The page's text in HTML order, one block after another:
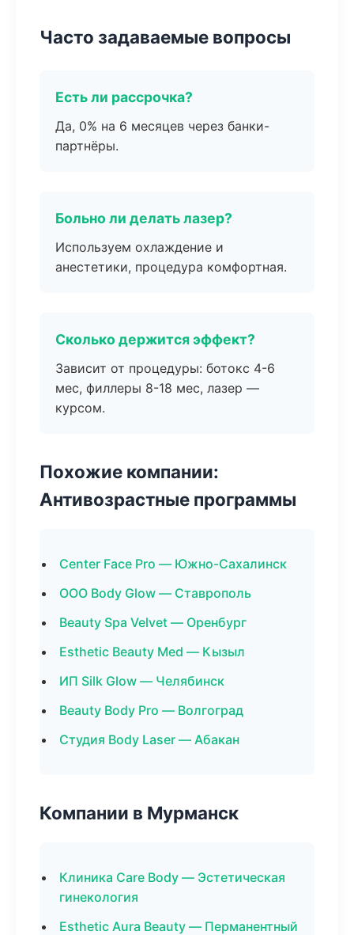
Часто задаваемые вопросы
Есть ли рассрочка?
Да, 0% на 6 месяцев через банки-
партнёры.
Больно ли делать лазер?
Используем охлаждение и
анестетики, процедура комфортная.
Сколько держится эффект?
Зависит от процедуры: ботокс 4-6
мес, филлеры 8-18 мес, лазер —
курсом.
Похожие компании:
Антивозрастные программы
Center Face Pro — Южно-Сахалинск
ООО Body Glow — Ставрополь
Beauty Spa Velvet — Оренбург
Esthetic Beauty Med — Кызыл
ИП Silk Glow — Челябинск
Beauty Body Pro — Волгоград
Студия Body Laser — Абакан
Компании в Мурманск
Клиника Care Body — Эстетическая
гинекология
Esthetic Aura Beauty — Перманентный